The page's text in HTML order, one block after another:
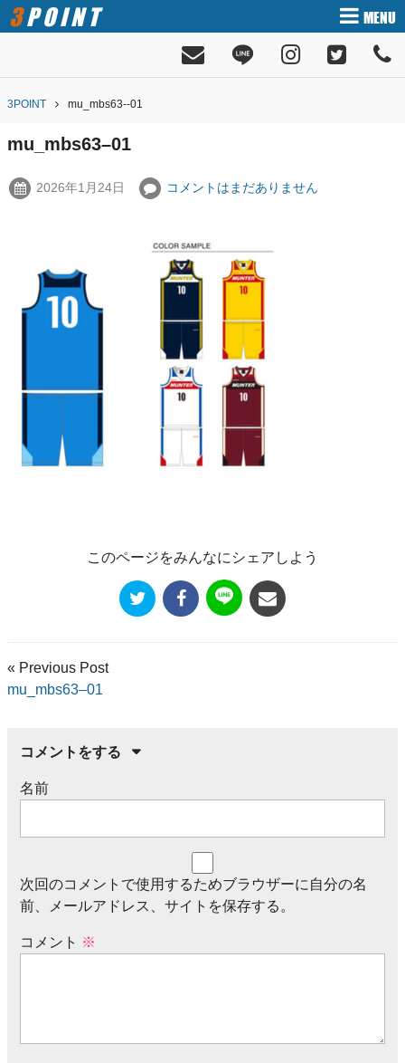
3POINT MENU
3POINT mu_mbs63--01
mu_mbs63–01
2026年1月24日 コメントはまだありません
このページをみんなにシェアしよう
« Previous Post
mu_mbs63–01
コメントをする
名前
次回のコメントで使用するためブラウザーに自分の名
前、メールアドレス、サイトを保存する。
コメント ※